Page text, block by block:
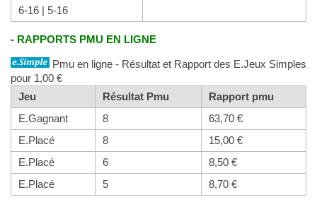
6-16 | 5-16
- RAPPORTS PMU EN LIGNE
Pmu en ligne - Résultat et Rapport des E.Jeux Simples
pour 1,00 €
Jeu
Résultat Pmu
Rapport pmu
E.Gagnant
8
63,70 €
E.Placé
8
15,00 €
E.Placé
6
8,50 €
E.Placé
5 8,70 €